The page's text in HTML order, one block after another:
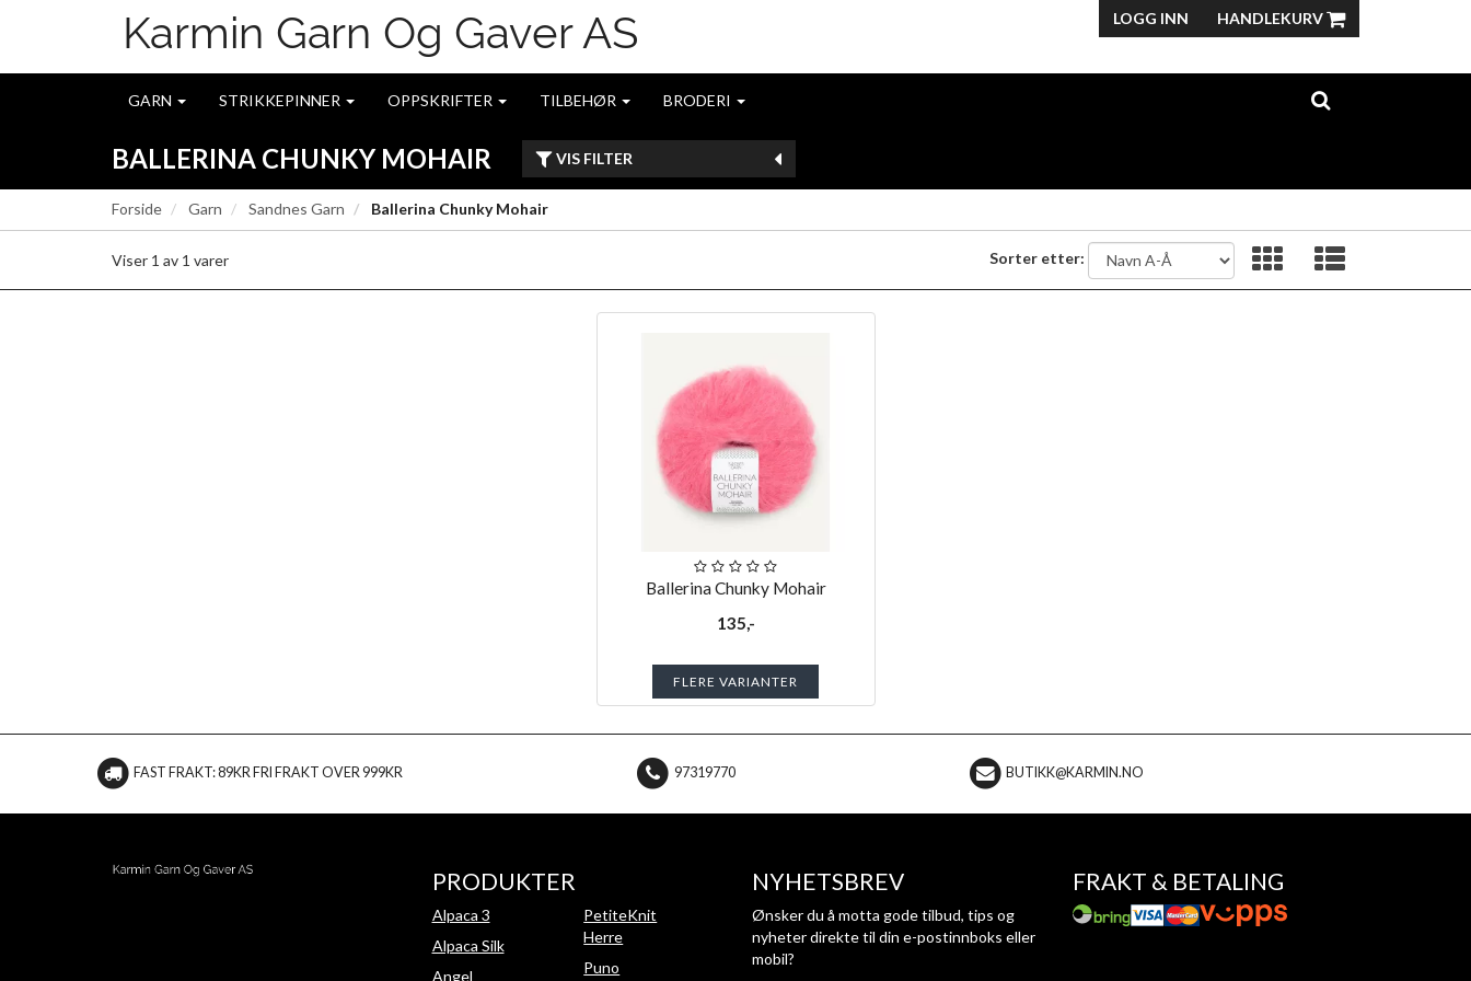
LOGG INN HANDLEKURV
GARN STRIKKEPINNER OPPSKRIFTER TILBEHØR BRODERI
BALLERINA CHUNKY MOHAIR VIS FILTER
Forside Garn Sandnes Garn Ballerina Chunky Mohair
Viser 1 av 1 varer Sorter etter:
Ballerina Chunky Mohair
135,-
FLERE VARIANTER
FAST FRAKT: 89KR FRI FRAKT OVER 999KR 97319770 BUTIKK@KARMIN.NO
PRODUKTER
Alpaca 3
Alpaca Silk
Angel
PetiteKnit
Herre
Puno
NYHETSBREV
Ønsker du å motta gode tilbud, tips og
nyheter direkte til din e-postinnboks eller
mobil?
FRAKT & BETALING